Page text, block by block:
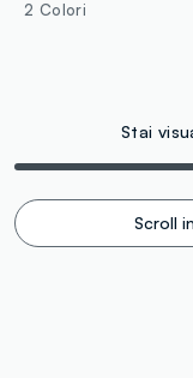
2 Colori
Stai
Scroll